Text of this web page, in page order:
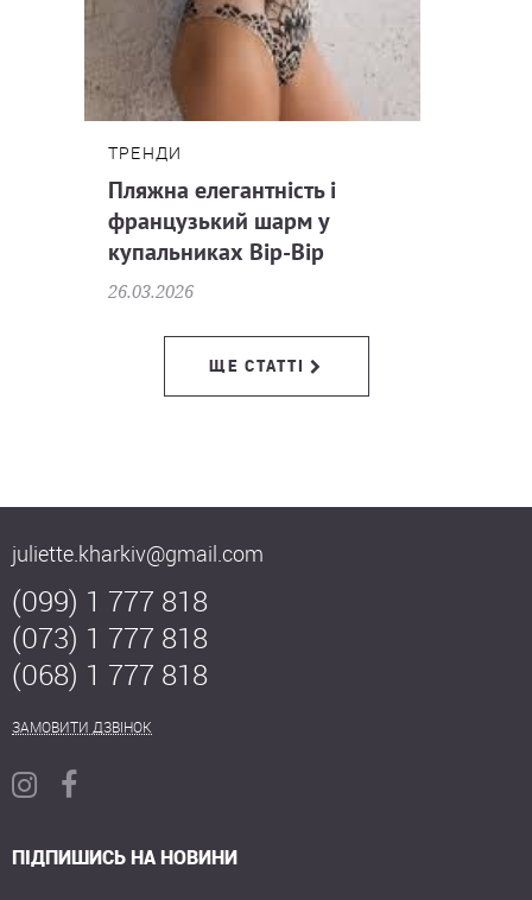
ТРЕНДИ
Пляжна елегантність і
французький шарм у
купальниках Bip-Bip
26.03.2026
ЩЕ СТАТТІ
juliette.kharkiv@gmail.com
(099) 1 777 818
(073) 1 777 818
(068) 1 777 818
ЗАМОВИТИ ДЗВІНОК
ПІДПИШИСЬ НА НОВИНИ